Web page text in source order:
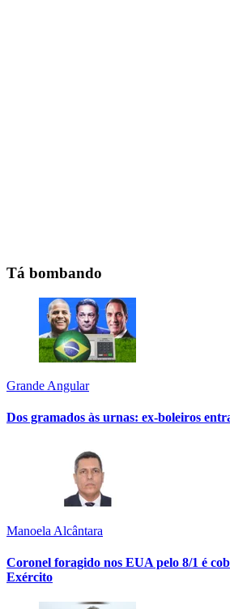
Tá bombando
Grande Angular
Dos gramados às urnas: ex-boleiros
Manoela Alcântara
Coronel foragido nos EUA pelo 8/1 é
Exército